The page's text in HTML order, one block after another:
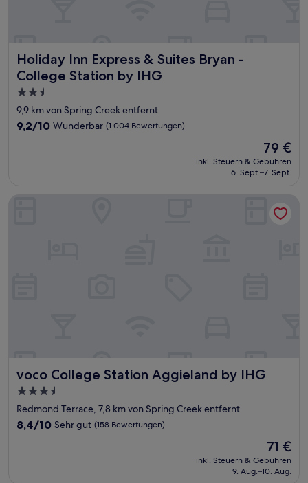
Holiday Inn Express & Suites Bryan -
College Station by IHG
Holiday Inn Express & Suites Bryan - College Station by
2.5-
Sterne-
Unterkunft
9,9 km von Spring Creek entfernt
9.2
9,2/10 Wunderbar (1.004 Bewertungen)
Der
Preis
beträgt
79 €
inkl. Steuern & Gebühren
6. Sept.–7. Sept.
voco College Station Aggieland by IHG
voco College Station Aggieland by IHG
3.5-
Sterne-
Unterkunft
Redmond Terrace, 7,8 km von Spring Creek entfernt
8.4
8,4/10 Sehr gut (158 Bewertungen)
Der
Preis
beträgt
71 €
inkl. Steuern & Gebühren
9. Aug.–10. Aug.
voco College Station Aggieland by IHG